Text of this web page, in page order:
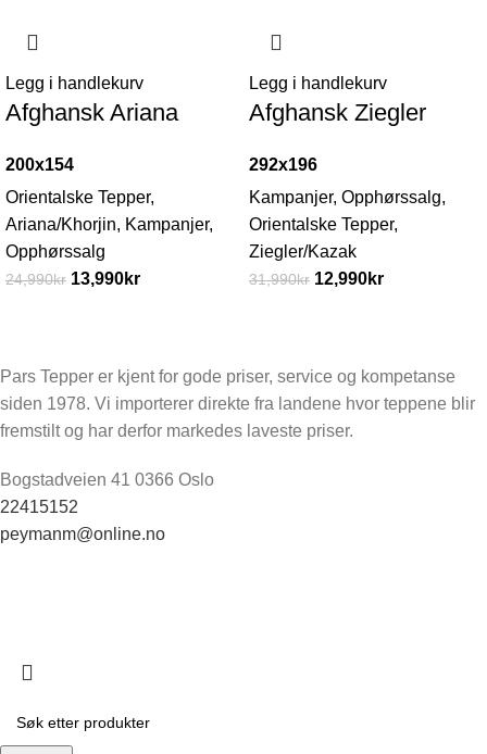
Legg i handlekurv
Afghansk Ariana
200x154
Orientalske Tepper,
Ariana/Khorjin, Kampanjer,
Opphørssalg
24,990kr 13,990kr
Legg i handlekurv
Afghansk Ziegler
292x196
Kampanjer, Opphørssalg,
Orientalske Tepper,
Ziegler/Kazak
31,990kr 12,990kr
Pars Tepper er kjent for gode priser, service og kompetanse
siden 1978. Vi importerer direkte fra landene hvor teppene blir
fremstilt og har derfor markedes laveste priser.
Bogstadveien 41 0366 Oslo
22415152
peymanm@online.no